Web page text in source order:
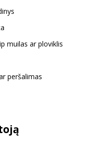
muilas ar ploviklis
peršalimas